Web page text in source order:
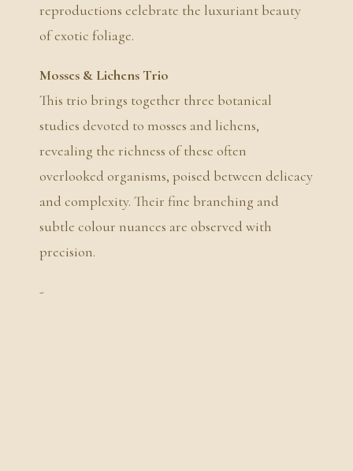
reproductions celebrate the luxuriant beauty
of exotic foliage.
Mosses & Lichens Trio
This trio brings together three botanical
studies devoted to mosses and lichens,
revealing the richness of these often
overlooked organisms, poised between delicacy
and complexity. Their fine branching and
subtle colour nuances are observed with
precision.
-